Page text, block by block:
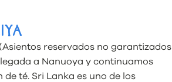
reservados no garantizados
a Nanuoya y continuamos
té. Sri Lanka es uno de los